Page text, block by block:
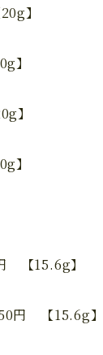
】
】
】
】
【15.6g】
円 【15.6g】